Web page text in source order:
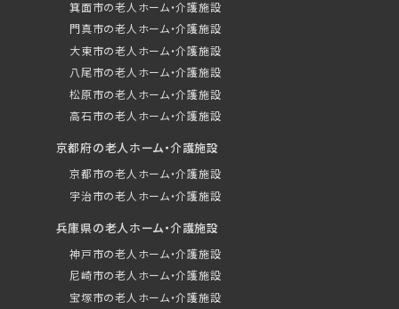
箕面市の老人ホーム・介護施設
門真市の老人ホーム・介護施設
大東市の老人ホーム・介護施設
八尾市の老人ホーム・介護施設
松原市の老人ホーム・介護施設
高石市の老人ホーム・介護施設
京都府の老人ホーム・介護施設
京都市の老人ホーム・介護施設
宇治市の老人ホーム・介護施設
兵庫県の老人ホーム・介護施設
神戸市の老人ホーム・介護施設
尼崎市の老人ホーム・介護施設
宝塚市の老人ホーム・介護施設